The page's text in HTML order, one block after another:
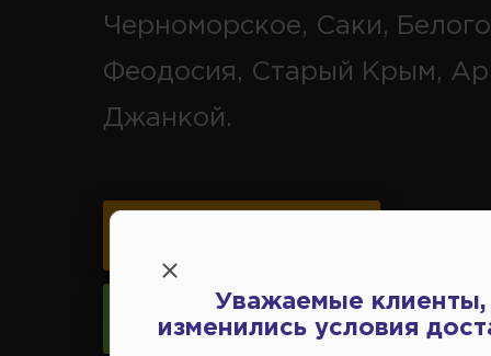
Черноморское, Саки,
Феодосия, Старый Крым,
Джанкой.
Следить за изменениями
Уважаемые клиенты,
изменились условия